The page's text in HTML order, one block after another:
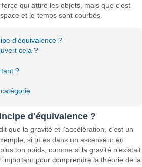
qui attire les objets, mais que c'est
et le temps sont courbés.
d'équivalence ?
cela ?
?
d'équivalence ?
que la gravité et l’accélération, c’est un
si tu es dans un ascenseur en
ton poids, comme si la gravité n'existait
important pour comprendre la théorie de la